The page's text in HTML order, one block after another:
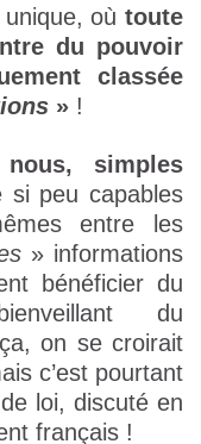
où toute
du pouvoir
classée
» !
simples
si peu capables
entre les
» informations
bénéficier du
du
on se croirait
c’est pourtant
loi, discuté en
français !